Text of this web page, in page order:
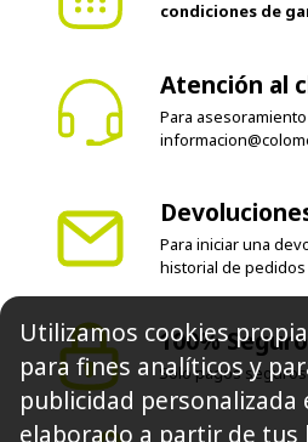
Ver
Atención al
100% Seguro
Solo pagos seguros
Utilizamos cookies
para fines analíticos y
publicidad personalizada
elaborado a partir de tus